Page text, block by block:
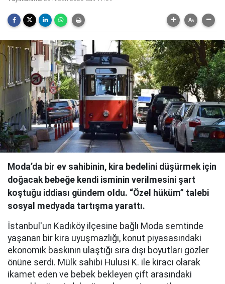
Moda’da bir ev sahibinin, kira bedelini düşürmek için
doğacak bebeğe kendi isminin verilmesini şart
koştuğu iddiası gündem oldu. “Özel hüküm” talebi
sosyal medyada tartışma yarattı.
İstanbul'un Kadıköy ilçesine bağlı Moda semtinde
yaşanan bir kira uyuşmazlığı, konut piyasasındaki
ekonomik baskının ulaştığı sıra dışı boyutları gözler
önüne serdi. Mülk sahibi Hulusi K. ile kiracı olarak
ikamet eden ve bebek bekleyen çift arasındaki